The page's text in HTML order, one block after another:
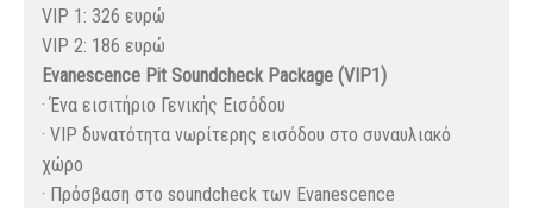
VIP 1: 326 ευρώ
VIP 2: 186 ευρώ
Evanescence Pit Soundcheck Package (VIP1)
· Ένα εισιτήριο Γενικής Εισόδου
· VIP δυνατότητα νωρίτερης εισόδου στο συναυλιακό
χώρο
· Πρόσβαση στο soundcheck των Evanescence